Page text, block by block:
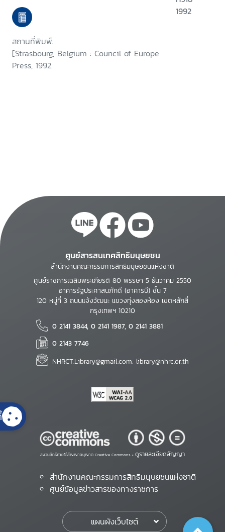
สถานที่พิมพ์:
[Strasbourg, Belgium : Council of Europe
Press, 1992.
1992
ศูนย์สารสนเทศสิทธิมนุษยชน
สำนักงานคณะกรรมการสิทธิมนุษยชนแห่งชาติ
ศูนย์ราชการเฉลิมพระเกียรติ 80 พรรษา 5 ธันวาคม 2550
อาคารรัฐประศาสนภักดี (อาคารบี) ชั้น 7
120 หมู่ที่ 3 ถนนแจ้งวัฒนะ แขวงทุ่งสองห้อง เขตหลักสี่
กรุงเทพฯ 10210
0 2141 3844, 0 2141 1987, 0 2141 3881
0 2143 7746
NHRCT.Library@gmail.com; library@nhrc.or.th
สงวนสิทธิ์ภายใต้สัญญาอนุญาต Creative Commons • ดูรายละเอียดสัญญา
สำนักงานคณะกรรมการสิทธิมนุษยชนแห่งชาติ
ศูนย์ข้อมูลข่าวสารของทางราชการ
แผนผังเว็บไซต์